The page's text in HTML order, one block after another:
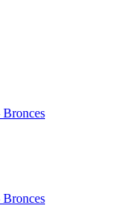
Bronces
Bronces